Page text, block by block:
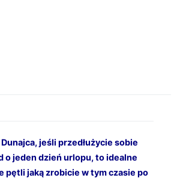
Dunajca, jeśli przedłużycie sobie
o jeden dzień urlopu, to idealne
pętli jaką zrobicie w tym czasie po